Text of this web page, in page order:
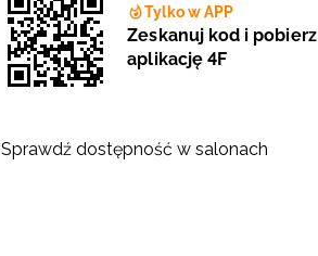
Tylko w APP
Zeskanuj kod i pobierz
aplikację 4F
Sprawdź dostępność w salonach